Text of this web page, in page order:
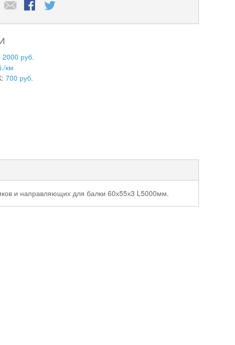
2000 руб.
км
700 руб.
и направляющих для балки 60х55х3 L5000мм.